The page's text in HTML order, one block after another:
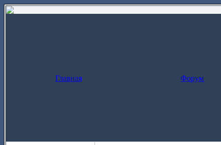
Главная Форум